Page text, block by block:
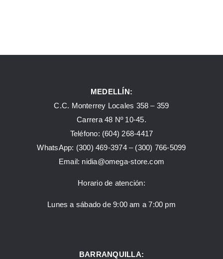
MEDELLÍN:
C.C. Monterrey Locales 358 – 359
Carrera 48 Nº 10-45.
Teléfono: (604) 268-4417
WhatsApp: (300) 469-3974 – (300) 766-5099
Email: nidia@omega-store.com
Horario de atención:
Lunes a sábado de 9:00 am a 7:00 pm
BARRANQUILLA: